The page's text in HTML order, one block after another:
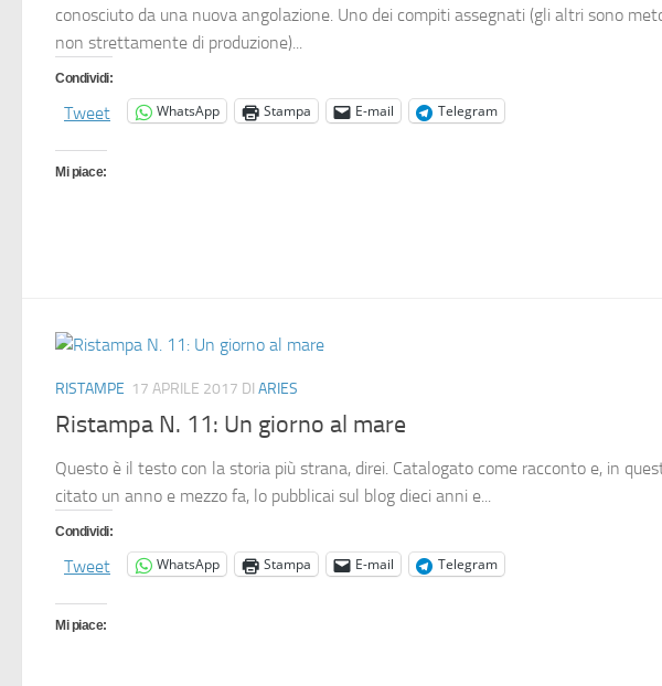
conosciuto da una nuova angolazione. Uno dei compiti assegnati (gli altri sono
non strettamente di produzione)...
Condividi:
Tweet WhatsApp Stampa E-mail Telegram
Mi piace:
RISTAMPE 17 APRILE 2017 DI ARIES
Ristampa N. 11: Un giorno al mare
Questo è il testo con la storia più strana, direi. Catalogato come racconto e, in
citato un anno e mezzo fa, lo pubblicai sul blog dieci anni e...
Condividi:
Tweet WhatsApp Stampa E-mail Telegram
Mi piace: